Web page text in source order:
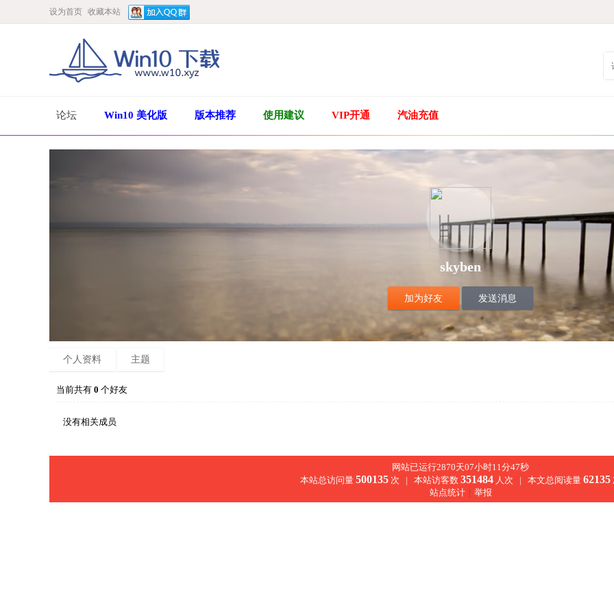
设为首页 收藏本站
论坛 Win10 美化版 版本推荐 使用建议 VIP开通 汽油充值
skyben
加为好友 发送消息
个人资料 主题
当前共有 0 个好友
没有相关成员
网站已运行2870天07小时11分48秒
本站总访问量 500135次 | 本站访客数 351484人次 | 本文总阅读量 62135
站点统计 | 举报